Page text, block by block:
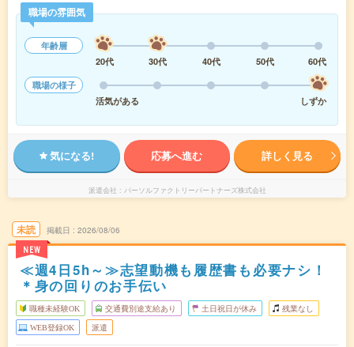
職場の雰囲気
年齢層
20代
30代 40代 50代
60代
職場の様子
活気がある
しずか
気になる! 応募へ進む 詳しく見る
派遣会社 パーソルファクトリーパートナーズ株式会社
未読
NEW
掲載日 2026/08/06
≪週4日5h～≫志望動機も履歴書も必要ナシ！
＊身の回りのお手伝い
職種未経験OK 交通費別途支給あり 土日祝日が休み 残業なし
WEB登録OK 派遣